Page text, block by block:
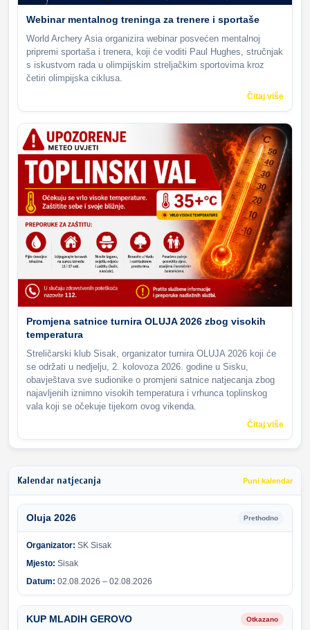
Webinar mentalnog treninga za trenere i sportaše
World Archery Asia organizira webinar posvećen mentalnoj
pripremi sportaša i trenera, koji će voditi Paul Hughes, stručnjak
s iskustvom rada u olimpijskim streljačkim sportovima kroz
četiri olimpijska ciklusa.
Čitaj više
Promjena satnice turnira OLUJA 2026 zbog visokih
temperatura
Streličarski klub Sisak, organizator turnira OLUJA 2026 koji će
se održati u nedjelju, 2. kolovoza 2026. godine u Sisku,
obavještava sve sudionike o promjeni satnice natjecanja zbog
najavljenih iznimno visokih temperatura i vrhunca toplinskog
vala koji se očekuje tijekom ovog vikenda.
Čitaj više
Kalendar natjecanja Puni kalendar
Oluja 2026 Prethodno
Organizator: SK Sisak
Mjesto: Sisak
Datum: 02.08.2026 – 02.08.2026
KUP MLADIH GEROVO Otkazano